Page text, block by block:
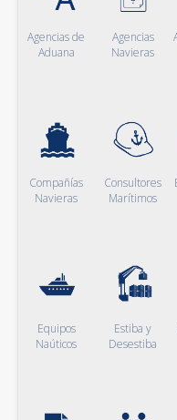
Agencias de
Aduana
Agencias
Navieras
Compañías
Navieras
Consultores
Marítimos
Equipos
Naúticos
Estiba y
Desestiba